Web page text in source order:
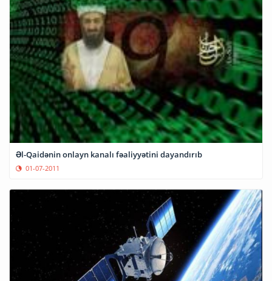
Əl-Qaidənin onlayn kanalı fəaliyyətini dayandırıb
01-07-2011